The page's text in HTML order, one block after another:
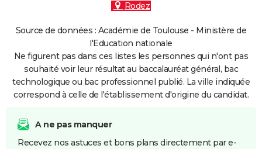
Rodez
Source de données : Académie de Toulouse - Ministère de
l'Education nationale
Ne figurent pas dans ces listes les personnes qui n'ont pas
souhaité voir leur résultat au baccalauréat général, bac
technologique ou bac professionnel publié. La ville indiquée
correspond à celle de l'établissement d'origine du candidat.
A ne pas manquer
Recevez nos astuces et bons plans directement par e-